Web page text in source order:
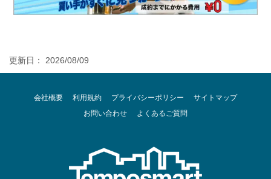
更新日： 2026/08/09
会社概要 利用規約 プライバシーポリシー
サイトマップ
お問い合わせ
よくあるご質問